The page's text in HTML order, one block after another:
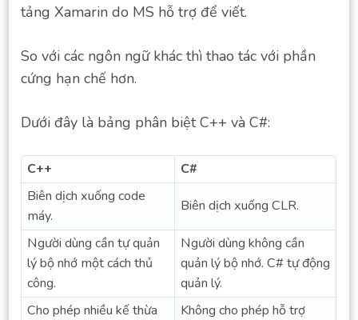
tảng Xamarin do MS hỗ trợ để viết.
So với các ngôn ngữ khác thì thao tác với phần
cứng hạn chế hơn.
Dưới đây là bảng phân biệt C++ và C#:
C++
C#
Biên dịch xuống code
máy.
Biên dịch xuống CLR.
Người dùng cần tự quản
lý bộ nhớ một cách thủ
công.
Người dùng không cần
quản lý bộ nhớ. C# tự động
quản lý.
Cho phép nhiều kế thừa
Không cho phép hỗ trợ